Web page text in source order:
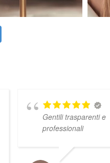
Gentili trasparenti e
professionali